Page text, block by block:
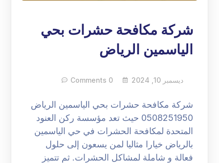
شركة مكافحة حشرات بحي
الياسمين الرياض
ديسمبر 10, 2024 0 Comments
شركة مكافحة حشرات بحي الياسمين الرياض
0508251950 حيث تعد مؤسسة ركن العنود
المتحدة لمكافحة الحشرات في حي الياسمين
بالرياض خيارا مثاليا لمن يسعون إلى حلول
فعالة و شاملة لمشاكل الحشرات. ثم تتميز